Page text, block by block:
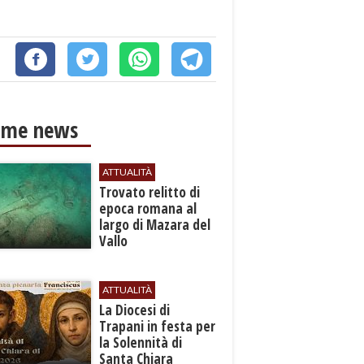
news
ATTUALITÀ
​Trovato relitto di
epoca romana al
largo di Mazara del
Vallo
ATTUALITÀ
La Diocesi di
Trapani in festa per
la Solennità di
Santa Chiara